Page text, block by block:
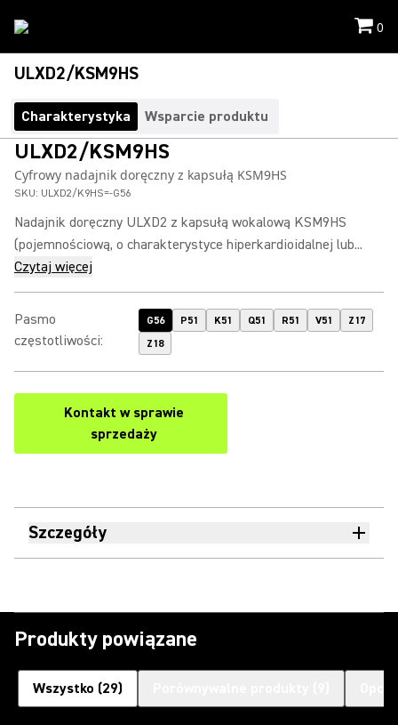
0
ULXD2/KSM9HS
Charakterystyka Wsparcie produktu
ULXD2/KSM9HS
Cyfrowy nadajnik doręczny z kapsułą KSM9HS
SKU: ULXD2/K9HS=-G56
Nadajnik doręczny ULXD2 z kapsułą wokalową KSM9HS
(pojemnościową, o charakterystyce hiperkardioidalnej lub...
Czytaj więcej
Pasmo
częstotliwości:
G56 P51 K51 Q51 R51 V51
Z17
Z18
Kontakt w sprawie
sprzedaży
Szczegóły
Produkty powiązane
Wszystko (29)